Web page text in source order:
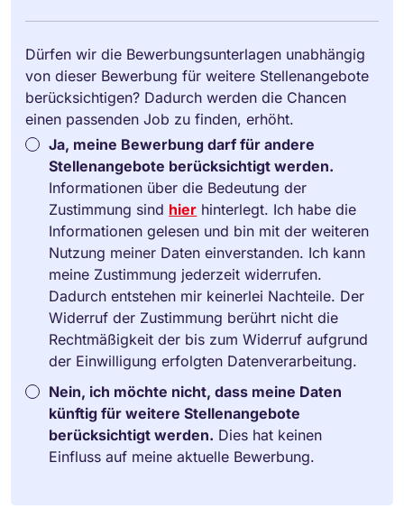
Dürfen wir die Bewerbungsunterlagen unabhängig
von dieser Bewerbung für weitere Stellenangebote
berücksichtigen? Dadurch werden die Chancen
einen passenden Job zu finden, erhöht.
Ja, meine Bewerbung darf für andere
Stellenangebote berücksichtigt werden.
Informationen über die Bedeutung der
Zustimmung sind hier hinterlegt. Ich habe die
Informationen gelesen und bin mit der weiteren
Nutzung meiner Daten einverstanden. Ich kann
meine Zustimmung jederzeit widerrufen.
Dadurch entstehen mir keinerlei Nachteile. Der
Widerruf der Zustimmung berührt nicht die
Rechtmäßigkeit der bis zum Widerruf aufgrund
der Einwilligung erfolgten Datenverarbeitung.
Nein, ich möchte nicht, dass meine Daten
künftig für weitere Stellenangebote
berücksichtigt werden. Dies hat keinen
Einfluss auf meine aktuelle Bewerbung.